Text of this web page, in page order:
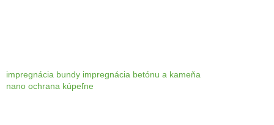
impregnácia bundy impregnácia betónu a kameňa
nano ochrana kúpeľne